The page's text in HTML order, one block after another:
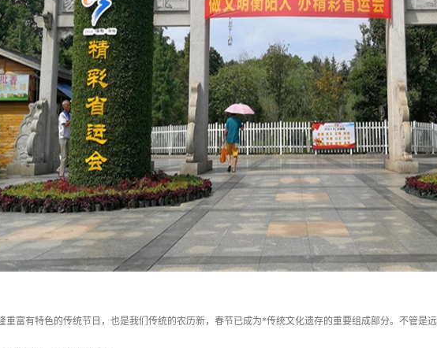
重富有特色的传统节日，也是我们传统的农历新，春节已成为*传统文化遗存的重要组成部分。不管是